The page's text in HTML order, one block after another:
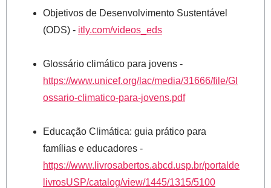
Objetivos de Desenvolvimento Sustentável
(ODS) - itly.com/videos_eds
Glossário climático para jovens -
https://www.unicef.org/lac/media/31666/file/Gl
ossario-climatico-para-jovens.pdf
Educação Climática: guia prático para
famílias e educadores -
https://www.livrosabertos.abcd.usp.br/portalde
livrosUSP/catalog/view/1445/1315/5100